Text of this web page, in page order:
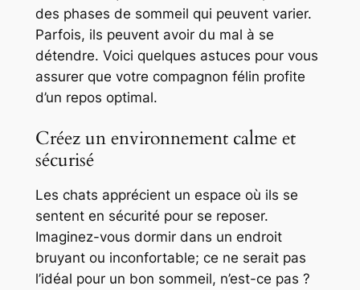
des phases de sommeil qui peuvent varier.
Parfois, ils peuvent avoir du mal à se
détendre. Voici quelques astuces pour vous
assurer que votre compagnon félin profite
d’un repos optimal.
Créez un environnement calme et
sécurisé
Les chats apprécient un espace où ils se
sentent en sécurité pour se reposer.
Imaginez-vous dormir dans un endroit
bruyant ou inconfortable; ce ne serait pas
l’idéal pour un bon sommeil, n’est-ce pas ?